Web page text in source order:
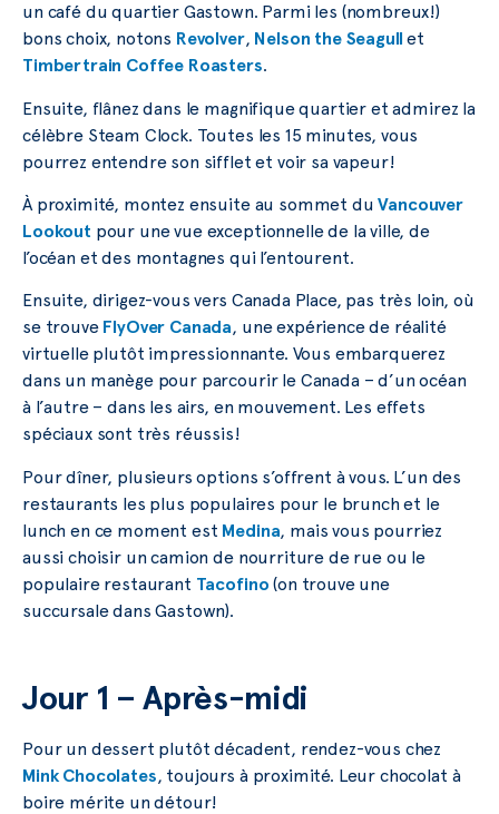
un café du quartier Gastown. Parmi les (nombreux!)
bons choix, notons Revolver, Nelson the Seagull et
Timbertrain Coffee Roasters.
Ensuite, flânez dans le magnifique quartier et admirez la
célèbre Steam Clock. Toutes les 15 minutes, vous
pourrez entendre son sifflet et voir sa vapeur!
À proximité, montez ensuite au sommet duVancouver
Lookout pour une vue exceptionnelle de la ville, de
l’océan et des montagnes qui l’entourent.
Ensuite, dirigez-vous vers Canada Place, pas très loin, où
se trouve FlyOver Canada, une expérience de réalité
virtuelle plutôt impressionnante. Vous embarquerez
dans un manège pour parcourir le Canada – d’un océan
à l’autre – dans les airs, en mouvement. Les effets
spéciaux sont très réussis!
Pour dîner, plusieurs options s’offrent à vous. L’un des
restaurants les plus populaires pour le brunch et le
lunch en ce moment est Medina, mais vous pourriez
aussi choisir un camion de nourriture de rue ou le
populaire restaurant Tacofino (on trouve une
succursale dans Gastown).
Jour 1 – Après-midi
Pour un dessert plutôt décadent, rendez-vous chez
Mink Chocolates, toujours à proximité. Leur chocolat à
boire mérite un détour!